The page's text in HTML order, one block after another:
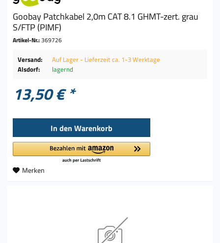
Goobay Patchkabel 2,0m CAT 8.1 GHMT-zert. grau
S/FTP (PIMF)
Artikel-Nr.:369726
Versand:
Auf Lager - Lieferzeit ca. 1-3 Werktage
Alsdorf:
lagernd
13,50 € *
In den Warenkorb
Merken